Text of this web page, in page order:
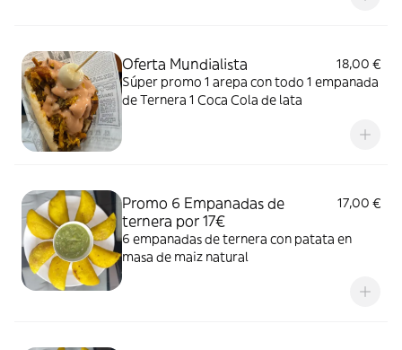
Oferta Mundialista
18,00 €
Súper promo 1 arepa con todo 1 empanada
de Ternera 1 Coca Cola de lata
Promo 6 Empanadas de
ternera por 17€
17,00 €
6 empanadas de ternera con patata en
masa de maiz natural